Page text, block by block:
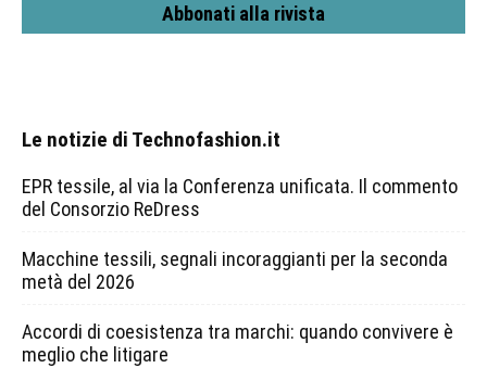
Abbonati alla rivista
Le notizie di Technofashion.it
EPR tessile, al via la Conferenza unificata. Il commento
del Consorzio ReDress
Macchine tessili, segnali incoraggianti per la seconda
metà del 2026
Accordi di coesistenza tra marchi: quando convivere è
meglio che litigare